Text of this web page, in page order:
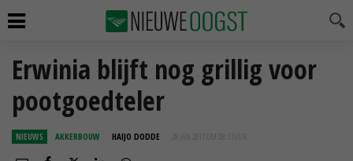
Erwinia blijft nog grillig voor
pootgoedteler
NIEUWS AKKERBOUW HAIJO DODDE 28 JAN 2017 OM 08:13